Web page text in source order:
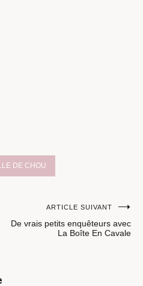
DE CHOU
ARTICLE SUIVANT
De vrais petits enquêteurs avec
La Boîte En Cavale